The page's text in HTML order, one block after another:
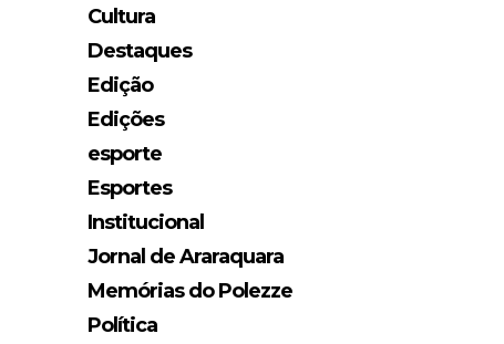
Cultura
Destaques
Edição
Edições
esporte
Esportes
Institucional
Jornal de Araraquara
Memórias do Polezze
Política